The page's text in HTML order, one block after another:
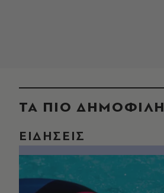
ΤΑ ΠΙΟ ΔΗΜΟΦΙΛΗ
ΕΙΔΗΣΕΙΣ